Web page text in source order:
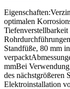
optimalen
Standfüße, 80 mm
mmBei
des nächstgrößeren
Elektroinstallation